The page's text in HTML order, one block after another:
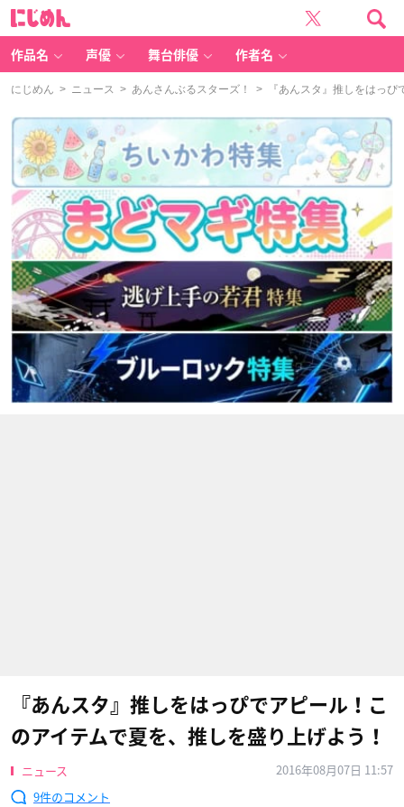
作品名 声優 舞台俳優 作者名
にじめん > ニュース > あんさんぶるスターズ！ > 『あんスタ』推しをはっぴ
『あんスタ』推しをはっぴでアピール！こ
のアイテムで夏を、推しを盛り上げよう！
ニュース
2016年08月07日 11:57
9